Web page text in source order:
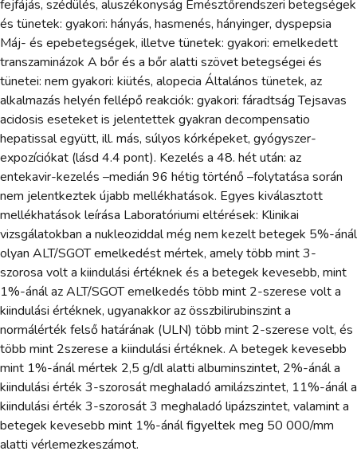
fejfájás, szédülés, aluszékonyság Emésztőrendszeri betegségek
és tünetek: gyakori: hányás, hasmenés, hányinger, dyspepsia
Máj- és epebetegségek, illetve tünetek: gyakori: emelkedett
transzaminázok A bőr és a bőr alatti szövet betegségei és
tünetei: nem gyakori: kiütés, alopecia Általános tünetek, az
alkalmazás helyén fellépő reakciók: gyakori: fáradtság Tejsavas
acidosis eseteket is jelentettek gyakran decompensatio
hepatissal együtt, ill. más, súlyos kórképeket, gyógyszer-
expozíciókat (lásd 4.4 pont). Kezelés a 48. hét után: az
entekavir-kezelés –medián 96 hétig történő –folytatása során
nem jelentkeztek újabb mellékhatások. Egyes kiválasztott
mellékhatások leírása Laboratóriumi eltérések: Klinikai
vizsgálatokban a nukleoziddal még nem kezelt betegek 5%-ánál
olyan ALT/SGOT emelkedést mértek, amely több mint 3-
szorosa volt a kiindulási értéknek és a betegek kevesebb, mint
1%-ánál az ALT/SGOT emelkedés több mint 2-szerese volt a
kiindulási értéknek, ugyanakkor az összbilirubinszint a
normálérték felső határának (ULN) több mint 2-szerese volt, és
több mint 2szerese a kiindulási értéknek. A betegek kevesebb
mint 1%-ánál mértek 2,5 g/dl alatti albuminszintet, 2%-ánál a
kiindulási érték 3-szorosát meghaladó amilázszintet, 11%-ánál a
kiindulási érték 3-szorosát 3 meghaladó lipázszintet, valamint a
betegek kevesebb mint 1%-ánál figyeltek meg 50 000/mm
alatti vérlemezkeszámot.